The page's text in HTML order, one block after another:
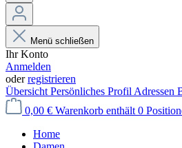
Menü schließen
Ihr Konto
Anmelden
oderregistrieren
Übersicht Persönliches Profil Adressen
0,00 € Warenkorb enthält 0
Home